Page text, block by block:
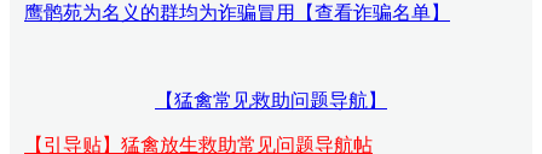
鹰鹘苑为名义的群均为诈骗冒用【查看诈骗名单】
【猛禽常见救助问题导航】
【引导贴】猛禽放生救助常见问题导航帖